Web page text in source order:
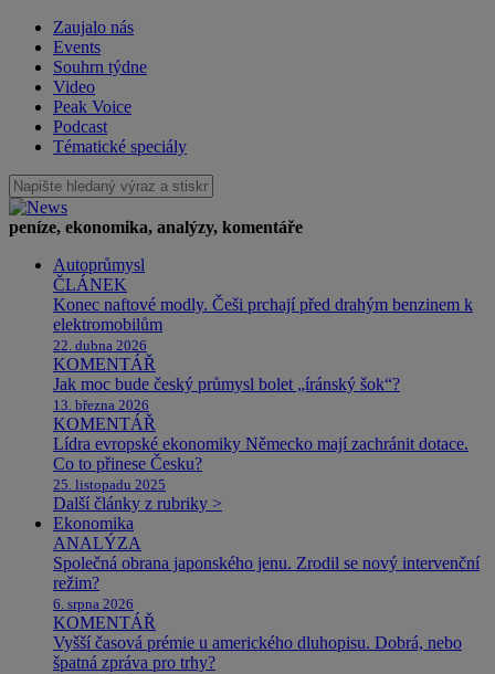
Zaujalo nás
Events
Souhrn týdne
Video
Peak Voice
Podcast
Tématické speciály
peníze, ekonomika, analýzy, komentáře
Autoprůmysl
ČLÁNEK
Konec naftové modly. Češi prchají před drahým benzinem k
elektromobilům
22. dubna 2026
KOMENTÁŘ
Jak moc bude český průmysl bolet „íránský šok“?
13. března 2026
KOMENTÁŘ
Lídra evropské ekonomiky Německo mají zachránit dotace.
Co to přinese Česku?
25. listopadu 2025
Další články z rubriky >
Ekonomika
ANALÝZA
Společná obrana japonského jenu. Zrodil se nový intervenční
režim?
6. srpna 2026
KOMENTÁŘ
Vyšší časová prémie u amerického dluhopisu. Dobrá, nebo
špatná zpráva pro trhy?